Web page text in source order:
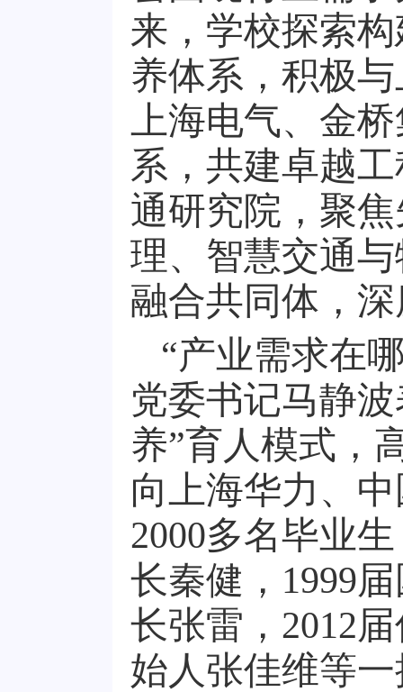
来，学校探索
养体系，积极
上海电气、金
系，共建卓越
通研究院，聚
理、智慧交通
融合共同体，
“产业需求在
党委书记马静
养”育人模式，
向上海华力、
2000多名毕业
长秦健，1999
长张雷，2012
始人张佳维等